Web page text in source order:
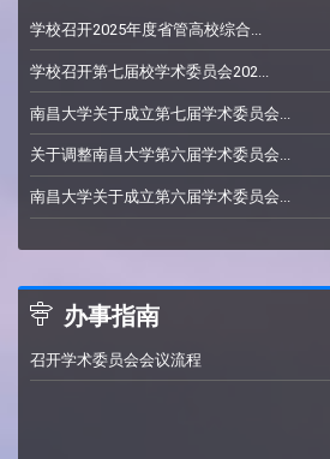
学校召开2025年度省管高校综合...
学校召开第七届校学术委员会202...
南昌大学关于成立第七届学术委员会...
关于调整南昌大学第六届学术委员会...
南昌大学关于成立第六届学术委员会...
办事指南
召开学术委员会会议流程